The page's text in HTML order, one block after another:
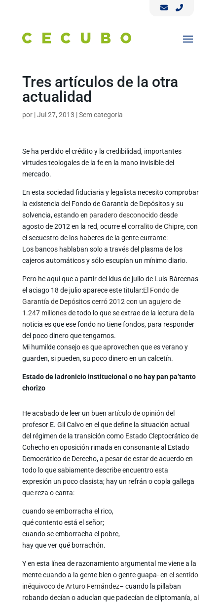
Tres artículos de la otra
actualidad
por |Jul 27, 2013 |Sem categoria
Se ha perdido el crédito y la credibilidad, importantes
virtudes teologales de la fe en la mano invisible del
mercado.
En esta sociedad fiduciaria y legalista necesito comprobar
la existencia del Fondo de Garantía de Depósitos y su
solvencia, estando en paradero desconocidodesde
agosto de 2012 en la red, ocurre el corralito de Chipre, con
el secuestro de los haberes de la gente currante:
Los bancos hablaban solo a través del plasma de los
cajeros automáticos y sólo escupían un mínimo diario.
Pero he aquí que a partir del idus de julio de Luis-Bárcenas
el aciago 18 de julio aparece este titular:El Fondo de
Garantía de Depósitos cerró 2012 con un agujero de
1.247 millonesde todo lo que se extrae de la lectura de la
noticia es que ese fondo no tiene fondos, para responder
del poco dinero que tengamos.
Mi humilde consejo es que aprovechen que es verano y
guarden, si pueden, su poco dinero en un calcetín.
Estado de ladronicio institucional o no hay pan pa’tanto
chorizo
He acabado de leer un buen artículo de opinión del
profesor E. Gil Calvo en el que define la situación actual
del régimen de la transición como Estado Cleptocrático de
Cohecho en oposición rimada en consonante al Estado
Democrático de Derecho, a pesar de estar de acuerdo en
todo lo que sabiamente describe encuentro esta
expresión un poco clasista; hay un refrán o copla gallega
que reza o canta:
cuando se emborracha el rico,
qué contento está el señor;
cuando se emborracha el pobre,
hay que ver qué borrachón.
Y en esta línea de razonamiento argumental me viene a la
mente cuando a la gente bien o gente guapa- en el sentido
inéquivoco de Arturo Fernández– cuando la pillaban
robando decían o aducían que padecían de cliptomanía, al